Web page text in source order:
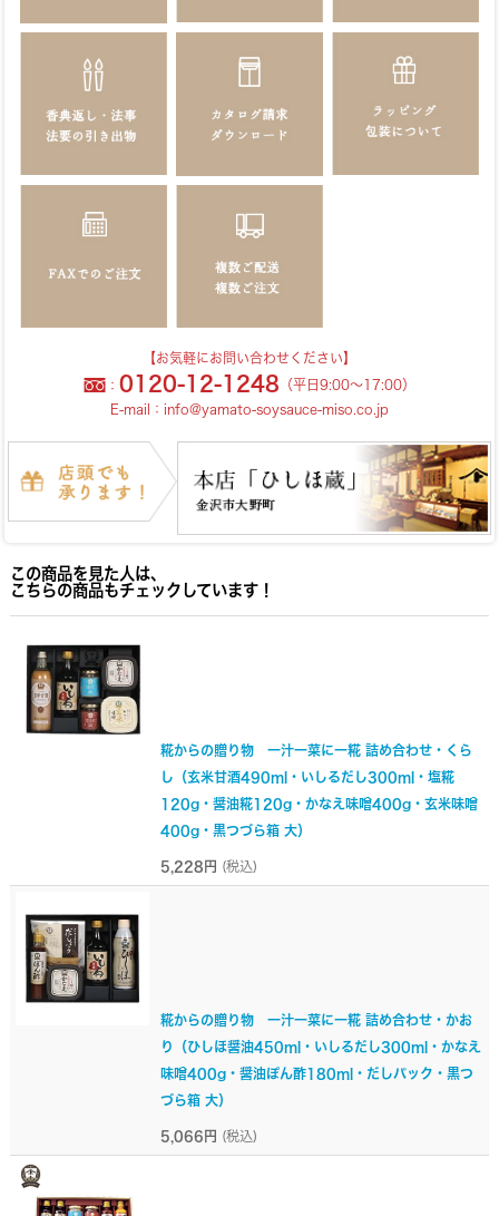
【お気軽にお問い合わせください】
：0120-12-1248 （平日9:00～17:00）
E-mail： info@yamato-soysauce-miso.co.jp
この商品を見た人は、
こちらの商品もチェックしています！
糀からの贈り物 一汁一菜に一糀 詰め合わせ・くら
し（玄米甘酒490ml・いしるだし300ml・塩糀
120g・醤油糀120g・かなえ味噌400g・玄米味噌
400g・黒つづら箱 大）
5,228円 (税込)
糀からの贈り物 一汁一菜に一糀 詰め合わせ・かお
り（ひしほ醤油450ml・いしるだし300ml・かなえ
味噌400g・醤油ぽん酢180ml・だしパック・黒つ
づら箱 大）
5,066円 (税込)